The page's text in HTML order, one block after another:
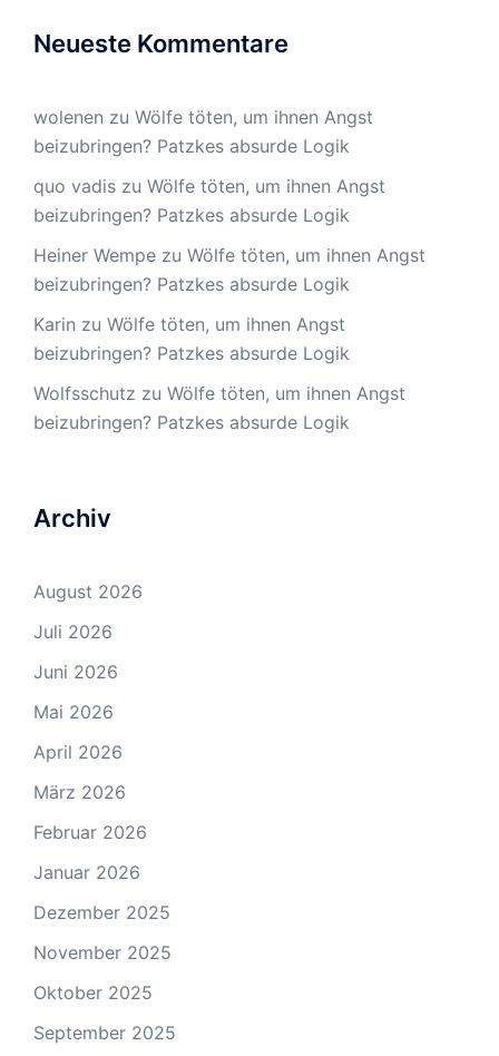
Neueste Kommentare
wolenen zu Wölfe töten, um ihnen Angst
beizubringen? Patzkes absurde Logik
quo vadis zu Wölfe töten, um ihnen Angst
beizubringen? Patzkes absurde Logik
Heiner Wempe zu Wölfe töten, um ihnen Angst
beizubringen? Patzkes absurde Logik
Karin zu Wölfe töten, um ihnen Angst
beizubringen? Patzkes absurde Logik
Wolfsschutz zu Wölfe töten, um ihnen Angst
beizubringen? Patzkes absurde Logik
Archiv
August 2026
Juli 2026
Juni 2026
Mai 2026
April 2026
März 2026
Februar 2026
Januar 2026
Dezember 2025
November 2025
Oktober 2025
September 2025